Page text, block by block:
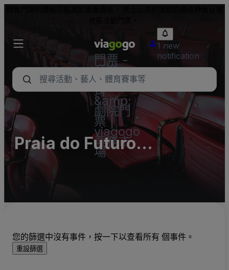
門票 -
音樂
會、體
育
&amp;
劇院門
票 |
viagogo
票務市
場
1 new
notification
Praia do Futuro
Fortaleza
您的篩選中沒有事件，按一下以查看所有 個事件。
重設篩選